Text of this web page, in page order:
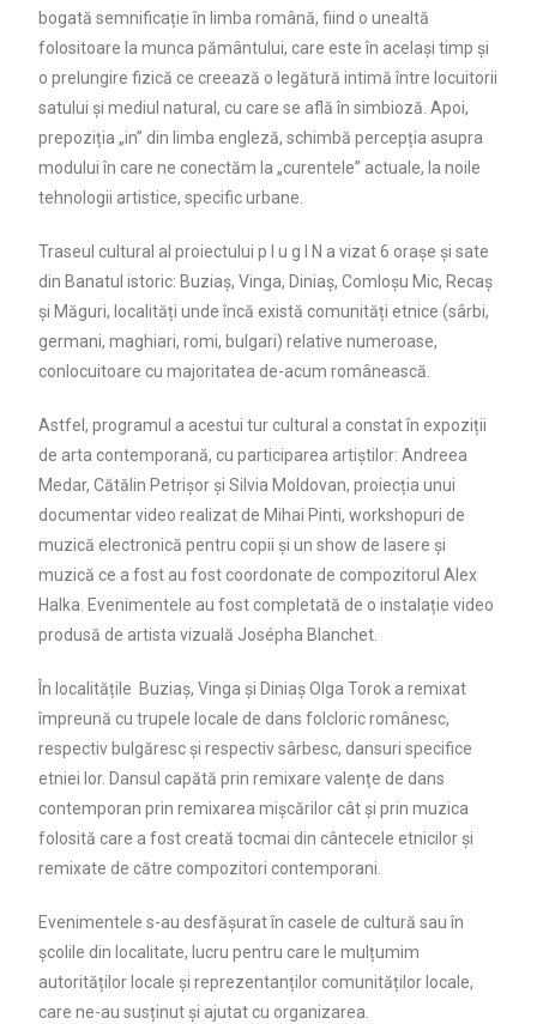
bogată semnificație în limba română, fiind o unealtă
folositoare la munca pământului, care este în același timp și
o prelungire fizică ce creează o legătură intimă între locuitorii
satului și mediul natural, cu care se află în simbioză. Apoi,
prepoziția „in” din limba engleză, schimbă percepția asupra
modului în care ne conectăm la „curentele” actuale, la noile
tehnologii artistice, specific urbane.
Traseul cultural al proiectului p l u g I N a vizat 6 orașe și sate
din Banatul istoric: Buziaș, Vinga, Diniaș, Comloșu Mic, Recaș
și Măguri, localități unde încă există comunități etnice (sârbi,
germani, maghiari, romi, bulgari) relative numeroase,
conlocuitoare cu majoritatea de-acum românească.
Astfel, programul a acestui tur cultural a constat în expoziții
de arta contemporană, cu participarea artiștilor: Andreea
Medar, Cătălin Petrișor și Silvia Moldovan, proiecția unui
documentar video realizat de Mihai Pinti, workshopuri de
muzică electronică pentru copii și un show de lasere și
muzică ce a fost au fost coordonate de compozitorul Alex
Halka. Evenimentele au fost completată de o instalație video
produsă de artista vizuală Josépha Blanchet.
În localitățile Buziaș, Vinga și Diniaș Olga Torok a remixat
împreună cu trupele locale de dans folcloric românesc,
respectiv bulgăresc și respectiv sârbesc, dansuri specifice
etniei lor. Dansul capătă prin remixare valențe de dans
contemporan prin remixarea mișcărilor cât și prin muzica
folosită care a fost creată tocmai din cântecele etnicilor și
remixate de către compozitori contemporani.
Evenimentele s-au desfășurat în casele de cultură sau în
școlile din localitate, lucru pentru care le mulțumim
autorităților locale și reprezentanților comunităților locale,
care ne-au susținut și ajutat cu organizarea.